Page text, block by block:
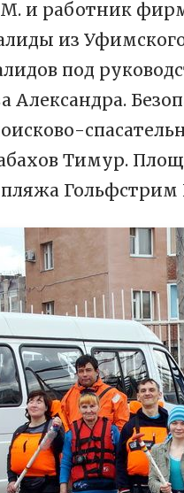
и работник
из
под
Александра.
Тимур.
Гольфстрим